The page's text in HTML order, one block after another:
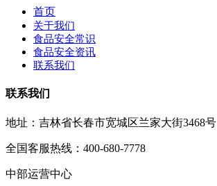
首页
关于我们
食品安全常识
食品安全资讯
联系我们
联系我们
地址：吉林省长春市宽城区兰家大街3468号
全国客服热线：400-680-7778
中部运营中心